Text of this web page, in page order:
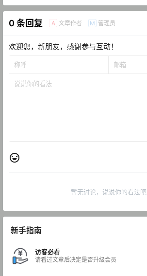
0 条回复 A 文章作者 M 管理员
欢迎您，新朋友，感谢参与互动！
暂无讨论，说说你的看法吧
新手指南
访客必看
请看过文章后决定是否升级会员